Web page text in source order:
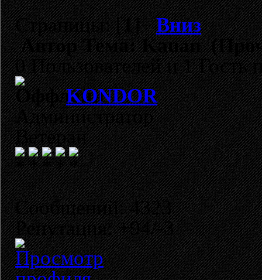
Страницы: [1]Вниз
АвторТема: Kauan
0 Пользователей и 1 Гость
KONDOR
Администратор
Ветеран
Сообщений: 4323
Репутация: +94/-3